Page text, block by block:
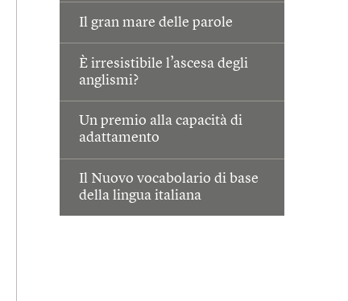
Il gran mare delle parole
È irresistibile l’ascesa degli
anglismi?
Un premio alla capacità di
adattamento
Il Nuovo vocabolario di base
della lingua italiana